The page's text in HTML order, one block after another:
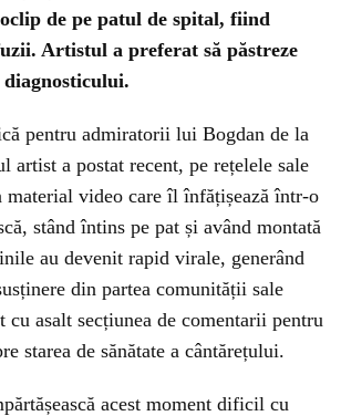
de pe patul de spital, fiind
Artistul a preferat să păstreze
pentru admiratorii lui Bogdan de la
artist a postat recent, pe rețelele sale
material video care îl înfățișează într-o
stând întins pe pat și având montată
au devenit rapid virale, generând
din partea comunității sale
cu asalt secțiunea de comentarii pentru
starea de sănătate a cântărețului.
acest moment dificil cu